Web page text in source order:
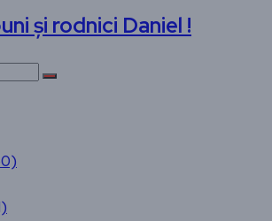
și rodnici Daniel !